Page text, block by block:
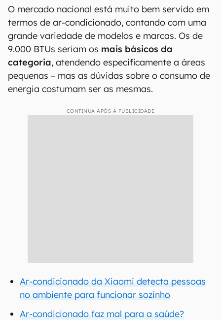
O mercado nacional está muito bem servido em
termos de ar-condicionado, contando com uma
grande variedade de modelos e marcas. Os de
9.000 BTUs seriam os mais básicos da
categoria, atendendo especificamente a áreas
pequenas – mas as dúvidas sobre o consumo de
energia costumam ser as mesmas.
CONTINUA APÓS A PUBLICIDADE
Ar-condicionado da Xiaomi detecta pessoas
no ambiente para funcionar sozinho
Ar-condicionado faz mal para a saúde?